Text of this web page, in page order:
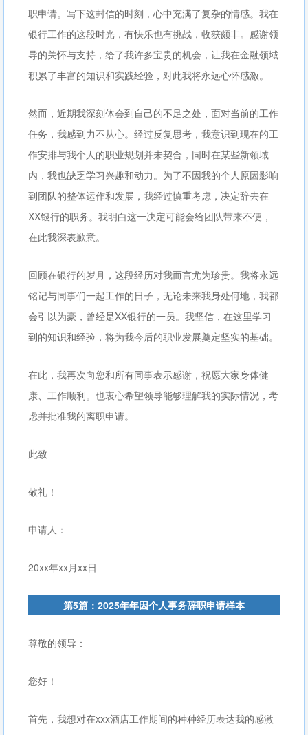
职申请。写下这封信的时刻，心中充满了复杂的情感。我在
银行工作的这段时光，有快乐也有挑战，收获颇丰。感谢领
导的关怀与支持，给了我许多宝贵的机会，让我在金融领域
积累了丰富的知识和实践经验，对此我将永远心怀感激。
然而，近期我深刻体会到自己的不足之处，面对当前的工作
任务，我感到力不从心。经过反复思考，我意识到现在的工
作安排与我个人的职业规划并未契合，同时在某些新领域
内，我也缺乏学习兴趣和动力。为了不因我的个人原因影响
到团队的整体运作和发展，我经过慎重考虑，决定辞去在
XX银行的职务。我明白这一决定可能会给团队带来不便，
在此我深表歉意。
回顾在银行的岁月，这段经历对我而言尤为珍贵。我将永远
铭记与同事们一起工作的日子，无论未来我身处何地，我都
会引以为豪，曾经是XX银行的一员。我坚信，在这里学习
到的知识和经验，将为我今后的职业发展奠定坚实的基础。
在此，我再次向您和所有同事表示感谢，祝愿大家身体健
康、工作顺利。也衷心希望领导能够理解我的实际情况，考
虑并批准我的离职申请。
此致
敬礼！
申请人：
20xx年xx月xx日
第5篇：2025年年因个人事务辞职申请样本
尊敬的领导：
您好！
首先，我想对在xxx酒店工作期间的种种经历表达我的感激